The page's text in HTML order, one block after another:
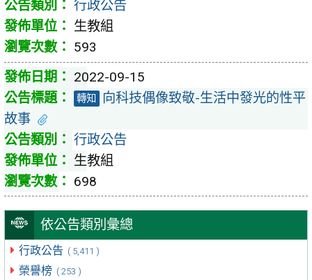
依公告類別彙總
行政公告 ( 5,411 )
榮譽榜 ( 253 )
行政公告
生教組
593
2022-09-15
轉知
向科技偶像致敬-生活中發光的性平
故事
行政公告
生教組
698